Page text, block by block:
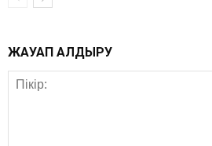
ЖАУАП ҚАЛДЫРУ